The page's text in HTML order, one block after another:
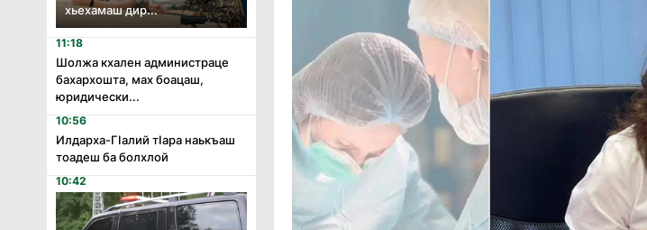
хьехамаш дир...
11:18
Шолжа кхален администраце
бахархошта, мах боацаш,
юридически...
10:56
Илдарха-Гӏалий тӏара наькъаш
тоадеш ба болхлой
10:42